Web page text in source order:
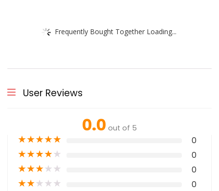
Frequently Bought Together Loading...
User Reviews
0.0 out of 5
★★★★★ 0
★★★★★ 0
★★★★★ 0
★★★★★ 0